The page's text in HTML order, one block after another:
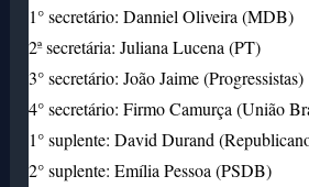
1° secretário: Danniel Oliveira (MDB)
2ª secretária: Juliana Lucena (PT)
3° secretário: João Jaime (Progressistas)
4° secretário: Firmo Camurça (União
1° suplente: David Durand
2° suplente: Emília Pessoa (PSDB)